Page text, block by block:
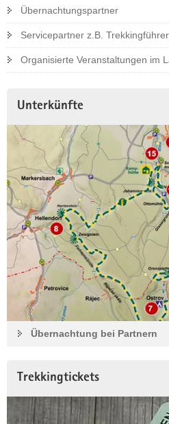
Übernachtungspartner
Servicepartner z.B.
Organisierte Veranstaltungen im
Unterkünfte
Übernachtung bei Partnern
Trekkingtickets